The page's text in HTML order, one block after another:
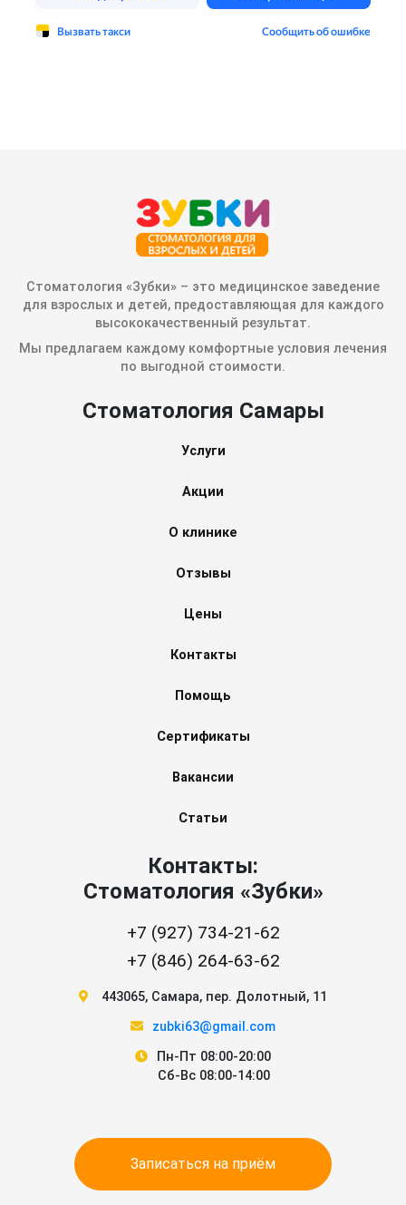
Стоматология «Зубки» – это медицинское заведение
для взрослых и детей, предоставляющая для каждого
высококачественный результат.
Мы предлагаем каждому комфортные условия лечения
по выгодной стоимости.
Стоматология Самары
Услуги
Акции
О клинике
Отзывы
Цены
Контакты
Помощь
Сертификаты
Вакансии
Статьи
Контакты:
Стоматология «Зубки»
+7 (927) 734-21-62
+7 (846) 264-63-62
443065, Самара, пер. Долотный, 11
zubki63@gmail.com
Пн-Пт 08:00-20:00
Сб-Вс 08:00-14:00
Записаться на приём